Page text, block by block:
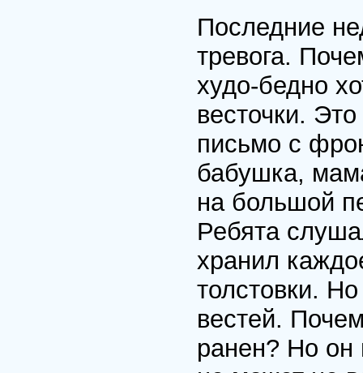
Последние
тревога.
худо-бедно
весточки.
письмо с
бабушка,
на большой
Ребята
хранил
толстовки.
вестей.
ранен? Но он